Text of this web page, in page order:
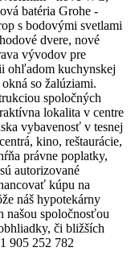
batéria Grohe -
s bodovými svetlami
dvere, nové
vývodov pre
ohľadom kuchynskej
so žalúziami.
spoločných
lokalita v centre
vybavenosť v tesnej
kino, reštaurácie,
právne poplatky,
autorizované
kúpu na
náš hypotekárny
našou spoločnosťou
či bližších
905 252 782